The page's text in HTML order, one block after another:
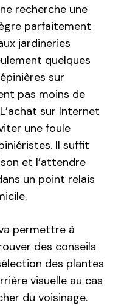
recherche une
parfaitement
jardineries
quelques
sur
pas moins de
sur Internet
une foule
Il suffit
et l’attendre
un point relais
permettre à
des conseils
des plantes
visuelle au cas
du voisinage.